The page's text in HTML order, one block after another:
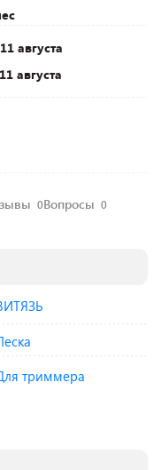
августа
августа
0Вопросы 0
триммера